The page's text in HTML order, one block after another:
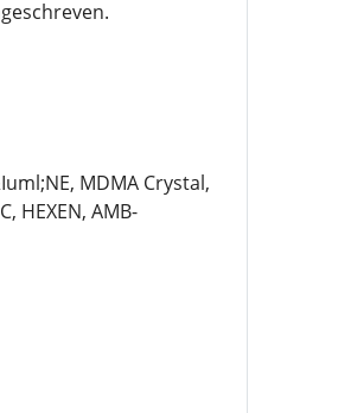
MDMA Crystal,
HEXEN, AMB-